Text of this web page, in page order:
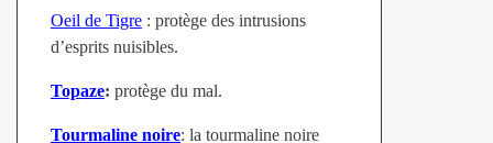
Oeil de Tigre: protège des intrusions
d’esprits nuisibles.
Topaze: protège du mal.
Tourmaline noire: la tourmaline noire